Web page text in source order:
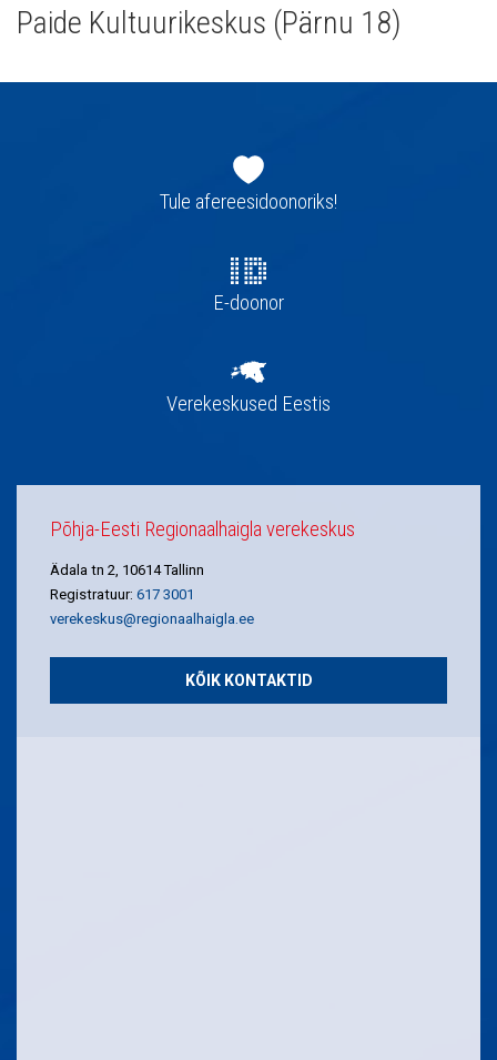
Paide Kultuurikeskus (Pärnu 18)
navigatsioonTule afereesidoonoriks!
E-doonor
Verekeskused Eestis
Põhja-Eesti Regionaalhaigla verekeskus
Ädala tn 2, 10614 Tallinn
Registratuur: 617 3001
verekeskus@regionaalhaigla.ee
KÕIK KONTAKTID